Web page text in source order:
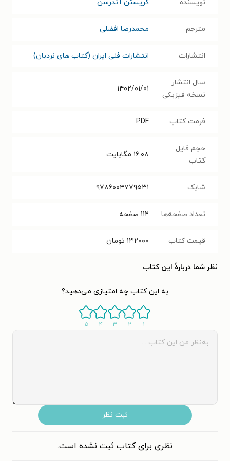
نویسنده کریستن آندرسن
مترجم محمدرضا افضلی
انتشارات انتشارات فنی ایران (کتاب های نردبان)
سال انتشار
نسخه فیزیکی
۱۴۰۲/۰۱/۰۱
فرمت کتاب PDF
حجم فایل
کتاب
۱۶.۰۸ مگابایت
شابک ۹۷۸۶۰۰۴۷۷۹۵۳۱
تعداد صفحه‌ها ۱۱۲ صفحه
قیمت کتاب ۱۳۲۰۰۰ تومان
نظر شما دربارهٔ این کتاب
به این کتاب چه امتیازی می‌دهید؟
۱ ۲ ۳ ۴ ۵
ثبت نظر
نظری برای کتاب ثبت نشده است.